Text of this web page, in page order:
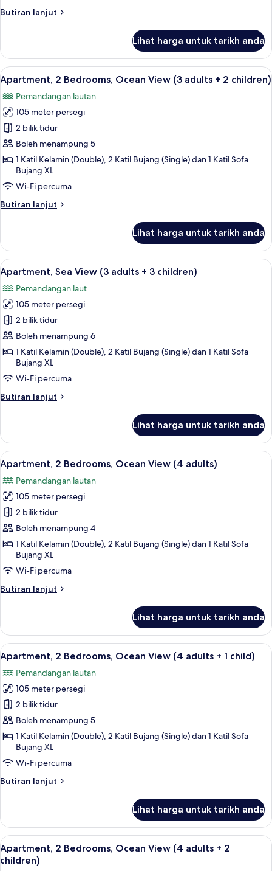
(3
adults
1
child)
Butiran lanjut
Butiran
2
Bedrooms,
Ocean
View
(3
adults
+
child)
Lihat harga untuk tarikh anda
Lihat
semua
foto
untuk
Apartment,
2
Bedrooms,
Ocean
View
(3
adults
2
children)
2 bilik tidur, peti besi dalam bilik,
10
Apartment, 2 Bedrooms, Ocean View (3 adults + 2 children)
Pemandangan lautan
105 meter persegi
2 bilik tidur
Boleh menampung 5
1 Katil Kelamin (Double), 2 Katil Bujang (Single) dan 1 Katil Sofa
Bujang XL
Wi-Fi percuma
Butiran lanjut
Butiran
2
Bedrooms,
Ocean
View
(3
adults
+
2
children)
Lihat harga untuk tarikh anda
Lihat
semua
foto
untuk
Apartment,
Sea
View
adults
+
3
2 bilik tidur, peti besi dalam bilik,
10
Apartment, Sea View (3 adults + 3 children)
Pemandangan laut
105 meter persegi
2 bilik tidur
Boleh menampung 6
1 Katil Kelamin (Double), 2 Katil Bujang (Single) dan 1 Katil Sofa
Bujang XL
Wi-Fi percuma
Butiran lanjut
Butiran
Sea
View
(3
adults
+
3
children)
Lihat harga untuk tarikh anda
Lihat
semua
foto
untuk
Apartment,
2
Bedrooms,
Ocean
View
(4
adults)
2 bilik tidur, peti besi dalam bilik,
11
Apartment, 2 Bedrooms, Ocean View (4 adults)
Pemandangan lautan
105 meter persegi
2 bilik tidur
Boleh menampung 4
1 Katil Kelamin (Double), 2 Katil Bujang (Single) dan 1 Katil Sofa
Bujang XL
Wi-Fi percuma
Butiran lanjut
Butiran
2
Bedrooms,
Ocean
View
(4
adults)
Lihat harga untuk tarikh anda
Lihat
semua
foto
untuk
Apartment,
2
Bedrooms,
Ocean
View
(4
adults
1
child)
2 bilik tidur, peti besi dalam bilik,
10
Apartment, 2 Bedrooms, Ocean View (4 adults + 1 child)
Pemandangan lautan
105 meter persegi
2 bilik tidur
Boleh menampung 5
1 Katil Kelamin (Double), 2 Katil Bujang (Single) dan 1 Katil Sofa
Bujang XL
Wi-Fi percuma
Butiran lanjut
Butiran
2
Bedrooms,
Ocean
View
Lihat harga untuk tarikh anda
Lihat
semua
2 bilik tidur, peti besi dalam bilik,
10
Apartment, 2 Bedrooms, Ocean View (4 adults + 2
children)